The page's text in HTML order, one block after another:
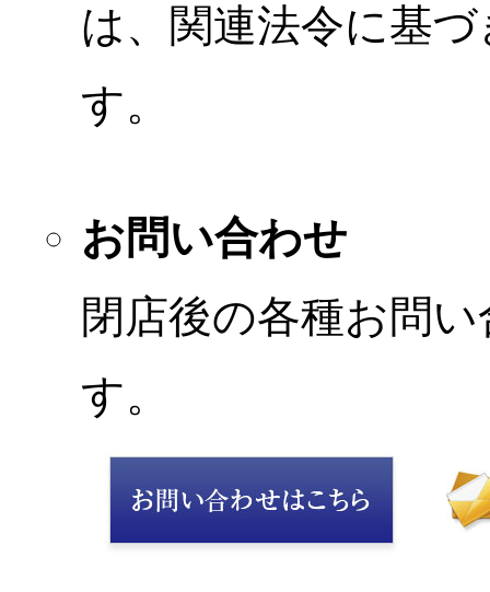
は、関連法令に基
す。
お問い合わせ
閉店後の各種お問
す。